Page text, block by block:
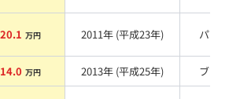
20.1 万円 2011年 (平成23年) パール
14.0 万円 2013年 (平成25年) ブルー